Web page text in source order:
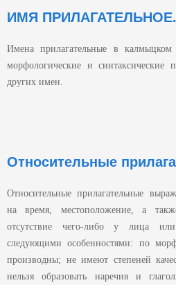
ИМЯ
Имена прилагательные в
морфологические и
других имен.
Относительные
Относительные прилагательные
на время, местоположение, а
отсутствие чего-либо у лица
следующими особенностями: по
производны; не имеют степеней
нельзя образовать наречия и
Страницы